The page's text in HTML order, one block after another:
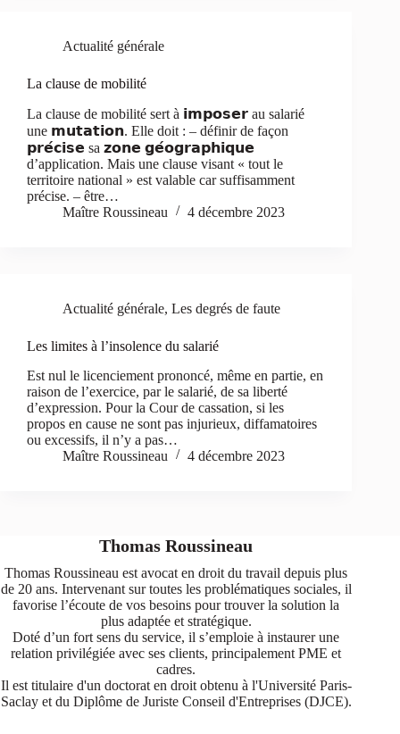
Actualité générale
La clause de mobilité
La clause de mobilité sert à 𝗶𝗺𝗽𝗼𝘀𝗲𝗿 au salarié
une 𝗺𝘂𝘁𝗮𝘁𝗶𝗼𝗻. Elle doit : – définir de façon
𝗽𝗿𝗲́𝗰𝗶𝘀𝗲 sa 𝘇𝗼𝗻𝗲 𝗴𝗲́𝗼𝗴𝗿𝗮𝗽𝗵𝗶𝗾𝘂𝗲
d’application. Mais une clause visant « tout le
territoire national » est valable car suffisamment
précise. – être…
Maître Roussineau
4 décembre 2023
Actualité générale, Les degrés de faute
Les limites à l’insolence du salarié
Est nul le licenciement prononcé, même en partie, en
raison de l’exercice, par le salarié, de sa liberté
d’expression. Pour la Cour de cassation, si les
propos en cause ne sont pas injurieux, diffamatoires
ou excessifs, il n’y a pas…
Maître Roussineau
4 décembre 2023
Thomas Roussineau
Thomas Roussineau est avocat en droit du travail depuis plus
de 20 ans. Intervenant sur toutes les problématiques sociales, il
favorise l’écoute de vos besoins pour trouver la solution la
plus adaptée et stratégique.
Doté d’un fort sens du service, il s’emploie à instaurer une
relation privilégiée avec ses clients, principalement PME et
cadres.
Il est titulaire d'un doctorat en droit obtenu à l'Université Paris-
Saclay et du Diplôme de Juriste Conseil d'Entreprises (DJCE).